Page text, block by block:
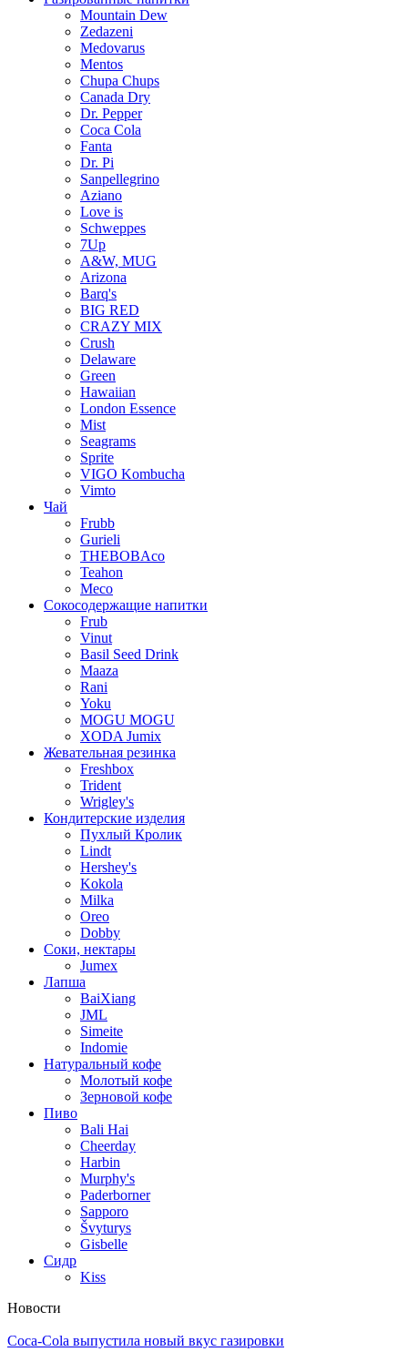
Mountain Dew
Zedazeni
Medovarus
Mentos
Chupa Chups
Canada Dry
Dr. Pepper
Coca Cola
Fanta
Dr. Pi
Sanpellegrino
Aziano
Love is
Schweppes
7Up
A&W, MUG
Arizona
Barq's
BIG RED
CRAZY MIX
Crush
Delaware
Green
Hawaiian
London Essence
Mist
Seagrams
Sprite
VIGO Kombucha
Vimto
Чай
Frubb
Gurieli
THEBOBAco
Teahon
Meco
Сокосодержащие напитки
Frub
Vinut
Basil Seed Drink
Maaza
Rani
Yoku
MOGU MOGU
XODA Jumix
Жевательная резинка
Freshbox
Trident
Wrigley's
Кондитерские изделия
Пухлый Кролик
Lindt
Hershey's
Kokola
Milka
Oreo
Dobby
Соки, нектары
Jumex
Лапша
BaiXiang
JML
Simeite
Indomie
Натуральный кофе
Молотый кофе
Зерновой кофе
Пиво
Bali Hai
Cheerday
Harbin
Murphy's
Paderborner
Sapporo
Švyturys
Gisbelle
Сидр
Kiss
Новости
Coca-Cola выпустила новый вкус газировки